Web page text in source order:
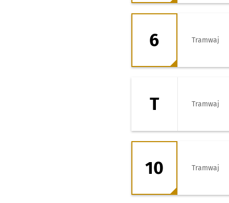
6 - kierunek Krzyki
6 Tramwaj
T Tramwaj
10 - kierunek
10 Tramwaj